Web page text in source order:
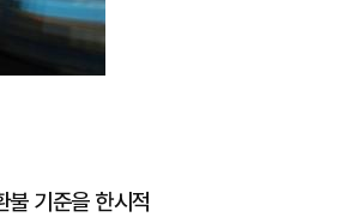
불 기준을 한시적